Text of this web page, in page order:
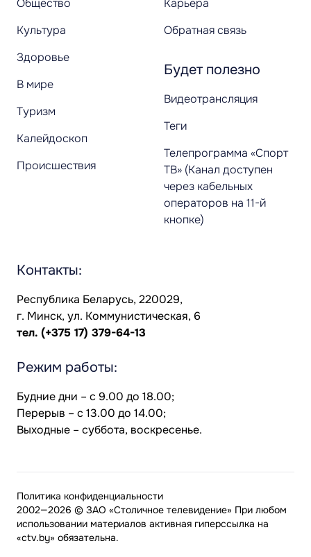
Общество
Культура
Здоровье
В мире
Туризм
Калейдоскоп
Происшествия
Карьера
Обратная связь
Будет полезно
Видеотрансляция
Теги
Телепрограмма «Спорт
ТВ» (Канал доступен
через кабельных
операторов на 11-й
кнопке)
Контакты:
Республика Беларусь, 220029,
г. Минск, ул. Коммунистическая, 6
тел. (+375 17) 379-64-13
Режим работы:
Будние дни – с 9.00 до 18.00;
Перерыв – с 13.00 до 14.00;
Выходные – суббота, воскресенье.
2002—2026 © ЗАО «Столичное телевидение» При любом
использовании материалов активная гиперссылка на
«ctv.by» обязательна.
Политика конфиденциальности